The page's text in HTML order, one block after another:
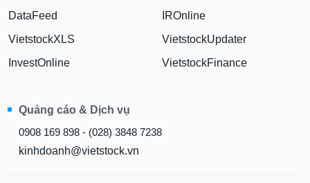
DataFeed
VietstockXLS
InvestOnline
IROnline
VietstockUpdater
VietstockFinance
Quảng cáo & Dịch vụ
0908 169 898 - (028) 3848 7238
kinhdoanh@vietstock.vn